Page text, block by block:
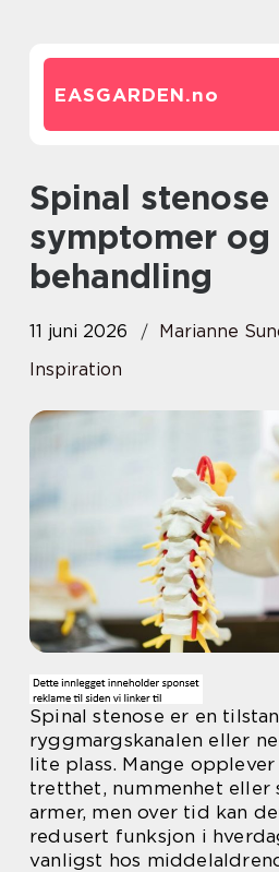
EASGARDEN.no
Spinal stenose årsaker,
symptomer og
behandling
11 juni 2026
Marianne
Inspiration
Spinal stenose er en
ryggmargskanalen eller
lite plass. Mange
tretthet, nummenhet eller
armer, men over tid kan
redusert funksjon i
vanligst hos